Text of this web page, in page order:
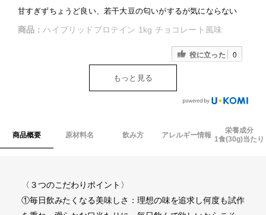
甘すぎずちょうど良い、若干大豆の匂いがするが気にならない
商品：ハイブリッドプロテイン 1kg チョコレート風味
役に立った 0
もっと見る
商品概要 原材料名 飲み方 アレルギー情報
栄養成分
1食(30g)当たり
〈３つのこだわりポイント〉
①毎日飲みたくなる美味しさ：理想の味を追求し何度も試作